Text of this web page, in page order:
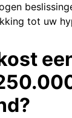
tot uw